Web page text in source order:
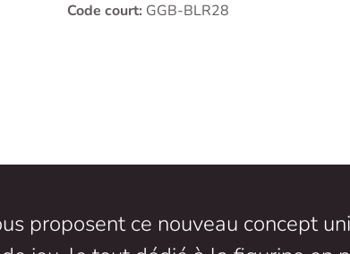
Code court: GGB-BLR28
proposent ce nouveau concept